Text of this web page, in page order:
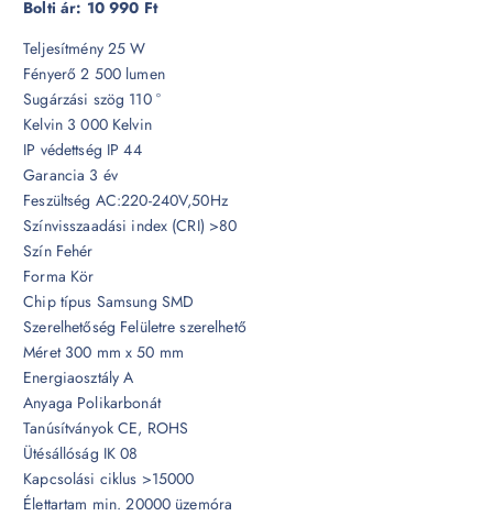
Bolti ár: 10 990 Ft
Teljesítmény 25 W
Fényerő 2 500 lumen
Sugárzási szög 110 °
Kelvin 3 000 Kelvin
IP védettség IP 44
Garancia 3 év
Feszültség AC:220-240V,50Hz
Színvisszaadási index (CRI) >80
Szín Fehér
Forma Kör
Chip típus Samsung SMD
Szerelhetőség Felületre szerelhető
Méret 300 mm x 50 mm
Energiaosztály A
Anyaga Polikarbonát
Tanúsítványok CE, ROHS
Ütésállóság IK 08
Kapcsolási ciklus >15000
Élettartam min. 20000 üzemóra